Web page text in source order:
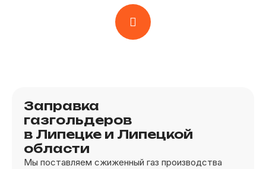
Заправка
газгольдеров
в Липецке и Липецкой
области
Мы поставляем сжиженный газ производства